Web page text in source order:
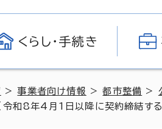
くらし・手続き
>事業者向け情報 >都市整備 >
令和8年4月1日以降に契約締結する